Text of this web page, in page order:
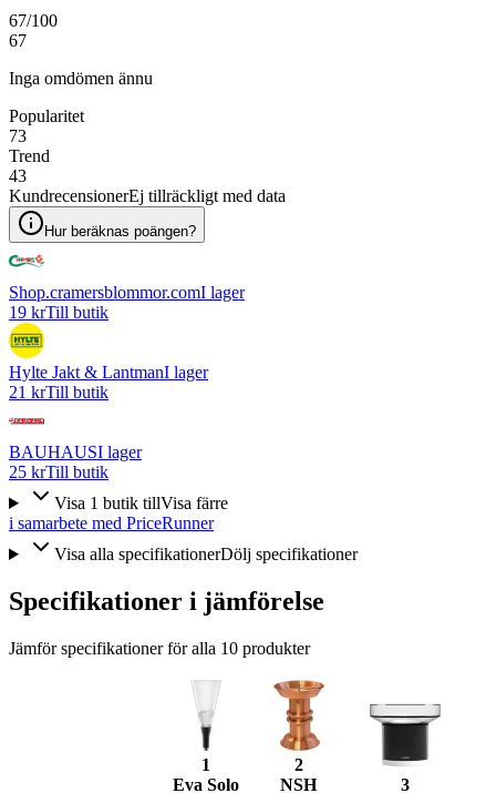
67/100
67
Inga omdömen ännu
Popularitet
73
Trend
43
KundrecensionerEj tillräckligt med data
Hur beräknas poängen?
Shop.cramersblommor.comI lager
19 krTill butik
Hylte Jakt & LantmanI lager
21 krTill butik
BAUHAUSI lager
25 krTill butik
Visa 1 butik tillVisa färre
i samarbete med PriceRunner
Visa alla specifikationerDölj specifikationer
Specifikationer i jämförelse
Jämför specifikationer för alla 10 produkter
1
Eva Solo
2
NSH
3